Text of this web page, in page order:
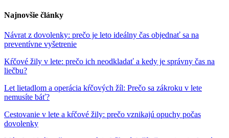
Najnovšie články
Návrat z dovolenky: prečo je leto ideálny čas objednať sa na
preventívne vyšetrenie
Kŕčové žily v lete: prečo ich neodkladať a kedy je správny čas na
liečbu?
Let lietadlom a operácia kŕčových žíl: Prečo sa zákroku v lete
nemusíte báť?
Cestovanie v lete a kŕčové žily: prečo vznikajú opuchy počas
dovolenky